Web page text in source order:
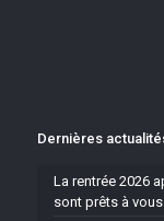
Dernières
La rentrée 2026
sont prêts à